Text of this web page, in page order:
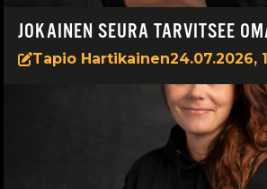
JOKAINEN SEURA TARVITSEE
Tapio Hartikainen24.07.2026,